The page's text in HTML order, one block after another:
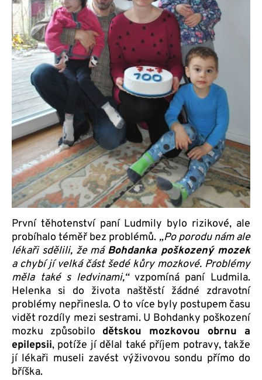
První těhotenství paní Ludmily bylo rizikové, ale
probíhalo téměř bez problémů. „Po porodu nám ale
lékaři sdělili, že máBohdanka poškozený mozek
a chybí jí velká část šedé kůry mozkové. Problémy
měla také s ledvinami,“vzpomíná paní Ludmila.
Helenka si do života naštěstí žádné zdravotní
problémy nepřinesla. O to více byly postupem času
vidět rozdíly mezi sestrami. U Bohdanky poškození
mozku způsobilo dětskou mozkovou obrnu a
epilepsii, potíže jí dělal také příjem potravy, takže
jí lékaři museli zavést výživovou sondu přímo do
bříška.